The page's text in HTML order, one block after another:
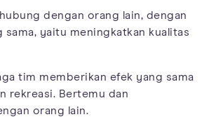
dengan orang lain, dengan
sama, yaitu meningkatkan kualitas
tim memberikan efek yang sama
rekreasi. Bertemu dan
orang lain.